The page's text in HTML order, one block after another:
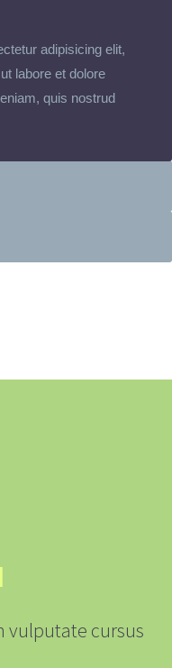
adipisicing elit,
labore et dolore
quis nostrud
vulputate cursus